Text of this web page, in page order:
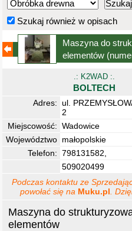
Szukaj również w opisach
Maszyna do
elementów
Maszyna do
elementów
.: K2WAD :.
BOLTECH
Adres: ul.
2
Miejscowość: Wadowice
Województwo małopolskie
Telefon: 798131582,
509020499
Podczas kontaktu ze
powołać się na Muku.pl .